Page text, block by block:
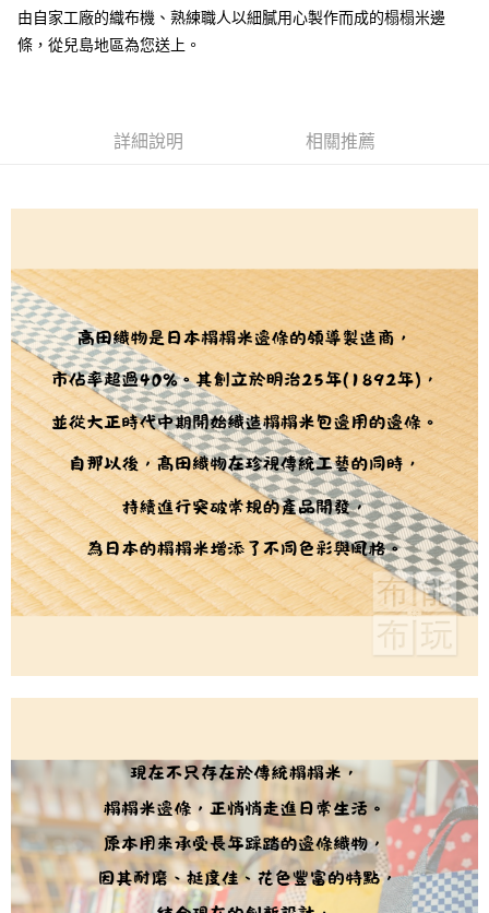
1.分期款項不併入電信帳單，「大哥付你分期」於每月結算日後寄送繳費提
醒簡訊。
2.透過簡訊連結打開帳單後，可選擇「超商條碼／台灣大直營門市／銀行轉
用戶於交易時，得透過本服務購買商品或服務，並由商店將買賣／分期付款
資料（包含姓名、電話或地址）提供予台灣大哥大進項蒐集、處理及利用，
【「AFTEE先享後付」結帳流程】
１．於結帳方式選擇「AFTEE先享後付」後，將跳轉至「AFTEE先享後付」
結帳頁面，進行簡訊認證並確認金額後，即可完成結帳。
※ 請注意：結帳手續完成當下不需立刻繳費，但若您需要取消訂單，請聯絡
【注意事項】
１．透過由恩沛科技股份有限公司提供之「AFTEE先享後付」服務完成之交
易，需依本服務之必要範圍內提供個人資料，並將交易相關給付款項請求債
權轉讓予恩沛科技股份有限公司。
２．關於個人資料處理事宜，請瀏覽以下網址：
https://aftee.tw/terms/#terms3
３．未成年的使用者請事先徵得法定代理人或監護人之同意方可使用
「AFTEE先享後付」，若未經同意申辦者引起之損失，本公司不負相關責
任。
４．使用「AFTEE先享後付」時，將依據個別帳號之用戶狀況，依本公司即
時審查核予不同之上限額度；若仍有額度不足之情形，本公司將視審查結果
請求用戶進行身份認證。
５．嚴禁一人註冊多個帳號或使用他人資訊註冊。若發現惡意使用之情形，
恩沛科技股份有限公司將有權停止該用戶之使用額度並採取法律行動。
每筆NT$65，滿NT$1,500(含以上)免運費
7-11取貨付款
每筆NT$150，滿NT$1,500(含以上)免運費
由自家工廠的織布機、熟練職人以細膩用心製作而成的榻榻米邊
條，從兒島地區為您送上。
詳細說明 相關推薦